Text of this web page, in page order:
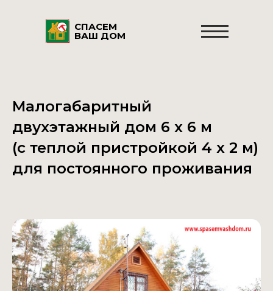
СПАСЕМ
ВАШ ДОМ
Малогабаритный
двухэтажный дом 6 х 6 м
(с теплой пристройкой 4 х 2 м)
для постоянного проживания